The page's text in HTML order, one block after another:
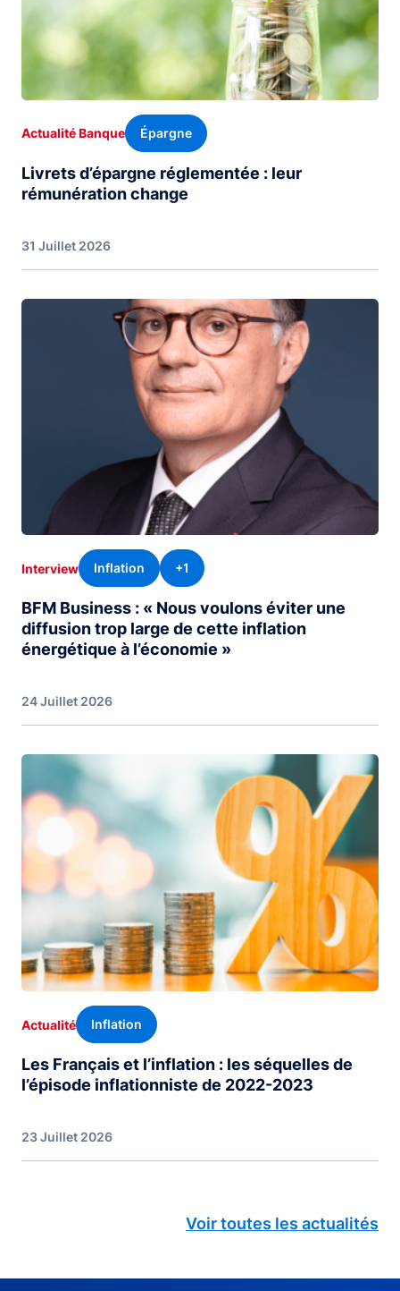
Actualité Banque Épargne
Livrets d’épargne réglementée : leur
rémunération change
31 Juillet 2026
Image
Interview Inflation +1
BFM Business : « Nous voulons éviter une
diffusion trop large de cette inflation
énergétique à l’économie »
24 Juillet 2026
Image
Actualité Inflation
Les Français et l’inflation : les séquelles de
l’épisode inflationniste de 2022-2023
23 Juillet 2026
Voir toutes les actualités